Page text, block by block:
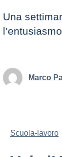
Una
Marco
Scuola-lavoro